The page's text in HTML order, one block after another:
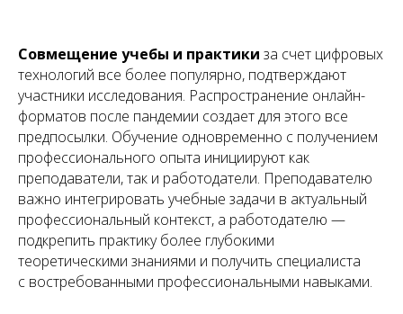
Совмещение учебы и практики за счет цифровых
технологий все более популярно, подтверждают
участники исследования. Распространение онлайн-
форматов после пандемии создает для этого все
предпосылки. Обучение одновременно с получением
профессионального опыта инициируют как
преподаватели, так и работодатели. Преподавателю
важно интегрировать учебные задачи в актуальный
профессиональный контекст, а работодателю —
подкрепить практику более глубокими
теоретическими знаниями и получить специалиста
с востребованными профессиональными навыками.